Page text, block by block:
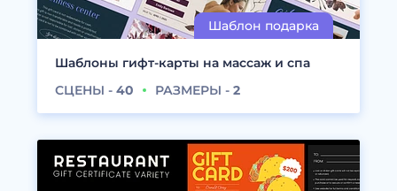
Шаблоны гифт-карты на массаж и спа
СЦЕНЫ - 40 РАЗМЕРЫ - 2